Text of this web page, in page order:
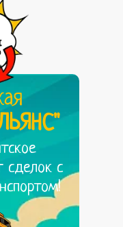
сделок с